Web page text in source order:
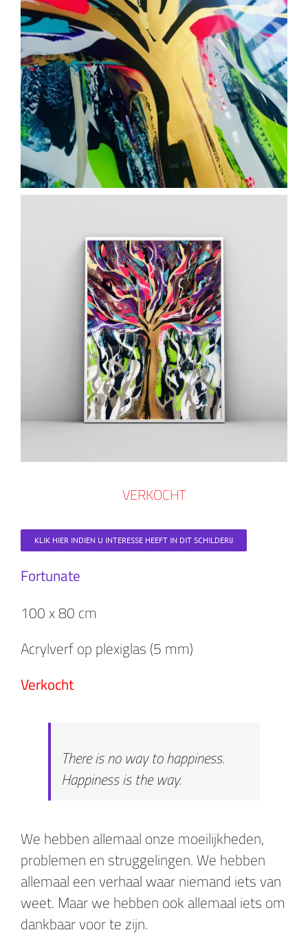
VERKOCHT
KLIK HIER INDIEN U INTERESSE HEEFT IN DIT SCHILDERIJ
Fortunate
100 x 80 cm
Acrylverf op plexiglas (5 mm)
Verkocht
There is no way to happiness.
Happiness is the way.
We hebben allemaal onze moeilijkheden,
problemen en struggelingen. We hebben
allemaal een verhaal waar niemand iets van
weet. Maar we hebben ook allemaal iets om
dankbaar voor te zijn.